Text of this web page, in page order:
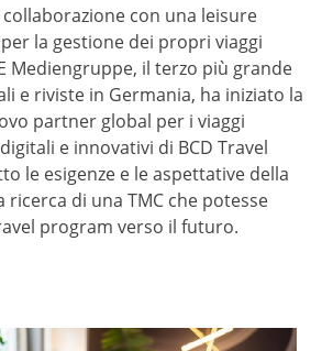
con una leisure
la gestione dei propri viaggi
Mediengruppe, il terzo più grande
e riviste in Germania, ha iniziato la
partner global per i viaggi
e innovativi di BCD Travel
le esigenze e le aspettative della
ricerca di una TMC che potesse
program verso il futuro.